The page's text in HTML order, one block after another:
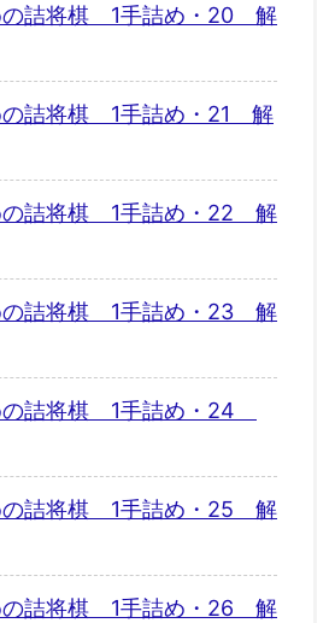
の詰将棋 1手詰め・20 解
の詰将棋 1手詰め・21 解
の詰将棋 1手詰め・22 解
の詰将棋 1手詰め・23 解
の詰将棋 1手詰め・24
の詰将棋 1手詰め・25 解
の詰将棋 1手詰め・26 解